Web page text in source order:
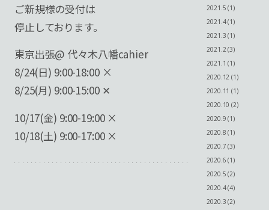
ご新規様の受付は
停止しております。
東京出張@ 代々木八幡cahier
8/24(日) 9:00-18:00 ×
8/25(月) 9:00-15:00 ✕
10/17(金) 9:00-19:00 ×
10/18(土) 9:00-17:00 ×
2021.5 (1)
2021.4 (1)
2021.3 (1)
2021.2 (3)
2021.1 (1)
2020.12 (1)
2020.11 (1)
2020.10 (2)
2020.9 (1)
2020.8 (1)
2020.7 (3)
2020.6 (1)
2020.5 (2)
2020.4 (4)
2020.3 (2)